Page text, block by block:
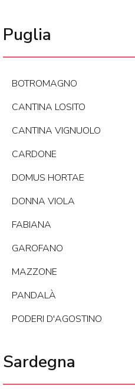
Puglia
BOTROMAGNO
CANTINA LOSITO
CANTINA VIGNUOLO
CARDONE
DOMUS HORTAE
DONNA VIOLA
FABIANA
GAROFANO
MAZZONE
PANDALÀ
PODERI D'AGOSTINO
Sardegna